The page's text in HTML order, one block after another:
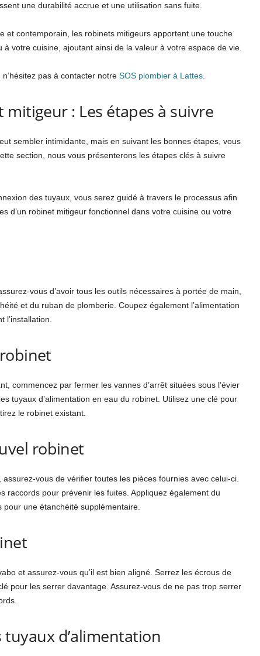
une durabilité accrue et une utilisation sans fuite.
et contemporain, les robinets mitigeurs apportent une touche
à votre cuisine, ajoutant ainsi de la valeur à votre espace de vie.
pas à contacter notre SOS plombier à Lattes.
: Les étapes à suivre
sembler intimidante, mais en suivant les bonnes étapes, vous
section, nous vous présenterons les étapes clés à suivre
des tuyaux, vous serez guidé à travers le processus afin
d’un robinet mitigeur fonctionnel dans votre cuisine ou votre
vous d’avoir tous les outils nécessaires à portée de main,
et du ruban de plomberie. Coupez également l’alimentation
commencez par fermer les vannes d’arrêt situées sous l’évier
tuyaux d’alimentation en eau du robinet. Utilisez une clé pour
le robinet existant.
robinet
vous de vérifier toutes les pièces fournies avec celui-ci.
raccords pour prévenir les fuites. Appliquez également du
une étanchéité supplémentaire.
et assurez-vous qu’il est bien aligné. Serrez les écrous de
pour les serrer davantage. Assurez-vous de ne pas trop serrer
d’alimentation